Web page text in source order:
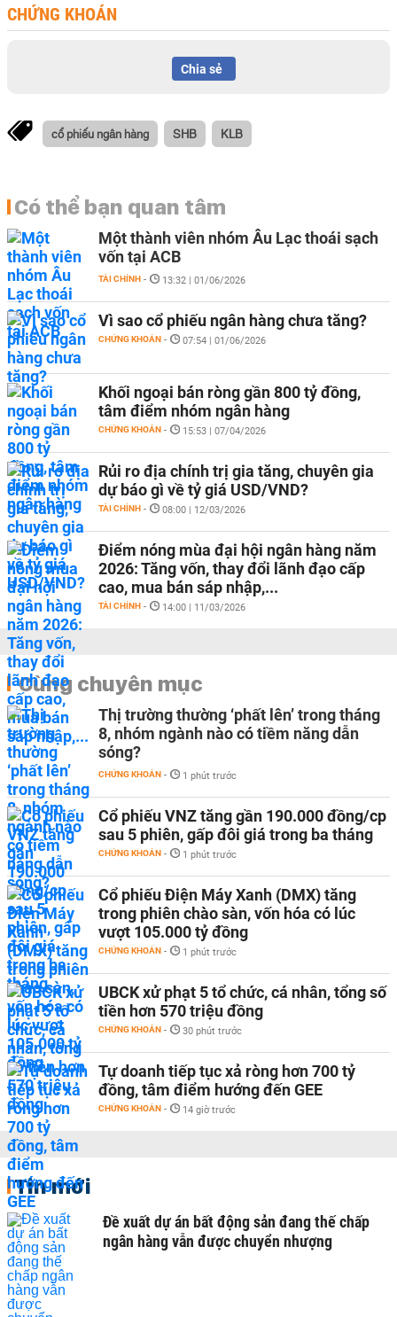
CHỨNG KHOÁN
Chia sẻ
cổ phiếu ngân hàng SHB KLB
Có thể bạn quan tâm
Một thành viên nhóm Âu Lạc thoái sạch
vốn tại ACB
TÀI CHÍNH - 13:32 | 01/06/2026
Vì sao cổ phiếu ngân hàng chưa tăng?
CHỨNG KHOÁN - 07:54 | 01/06/2026
Khối ngoại bán ròng gần 800 tỷ đồng,
tâm điểm nhóm ngân hàng
CHỨNG KHOÁN - 15:53 | 07/04/2026
Rủi ro địa chính trị gia tăng, chuyên gia
dự báo gì về tỷ giá USD/VND?
TÀI CHÍNH - 08:00 | 12/03/2026
Điểm nóng mùa đại hội ngân hàng năm
2026: Tăng vốn, thay đổi lãnh đạo cấp
cao, mua bán sáp nhập,...
TÀI CHÍNH - 14:00 | 11/03/2026
Cùng chuyên mục
Thị trường thường ‘phất lên’ trong tháng
8, nhóm ngành nào có tiềm năng dẫn
sóng?
CHỨNG KHOÁN - 1 phút trước
Cổ phiếu VNZ tăng gần 190.000 đồng/cp
sau 5 phiên, gấp đôi giá trong ba tháng
CHỨNG KHOÁN - 1 phút trước
Cổ phiếu Điện Máy Xanh (DMX) tăng
trong phiên chào sàn, vốn hóa có lúc
vượt 105.000 tỷ đồng
CHỨNG KHOÁN - 1 phút trước
UBCK xử phạt 5 tổ chức, cá nhân, tổng số
tiền hơn 570 triệu đồng
CHỨNG KHOÁN - 30 phút trước
Tự doanh tiếp tục xả ròng hơn 700 tỷ
đồng, tâm điểm hướng đến GEE
CHỨNG KHOÁN - 14 giờ trước
Tin mới
Đề xuất dự án bất động sản đang thế chấp
ngân hàng vẫn được chuyển nhượng